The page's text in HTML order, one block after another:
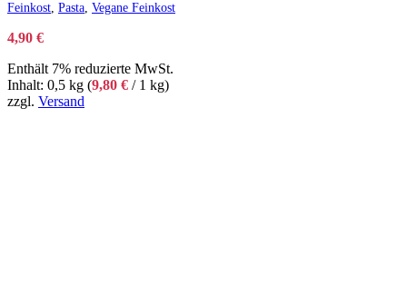
Feinkost, Pasta, Vegane Feinkost
4,90 €
Enthält 7% reduzierte MwSt.
Inhalt: 0,5 kg (9,80 € / 1 kg)
zzgl. Versand